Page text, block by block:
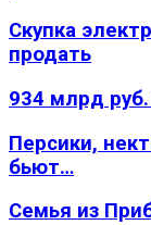
Скупка
продать
934 млрд
Персики,
бьют…
Семья из